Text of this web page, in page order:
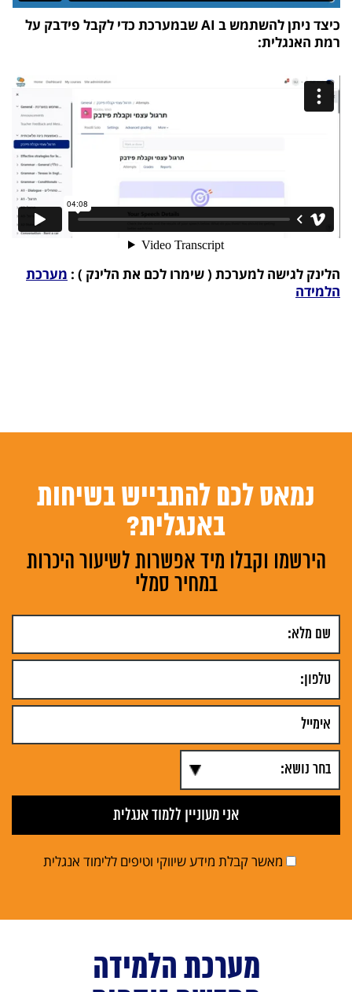
כיצד ניתן להשתמש ב AI שבמערכת כדי לקבל פידבק על
רמת האנגלית:
הלינק לגישה למערכת ( שימרו לכם את הלינק ) : מערכת
הלמידה
נמאס לכם להתבייש בשיחות
באנגלית?
הירשמו וקבלו מיד אפשרות לשיעור היכרות
במחיר סמלי
מאשר קבלת מידע שיווקי וטיפים ללימוד אנגלית
מערכת הלמידה